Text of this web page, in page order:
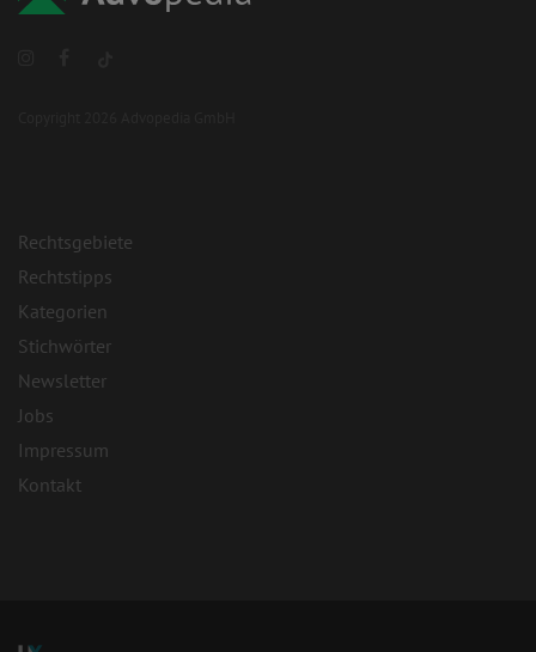
Rechtsgebiete
Rechtstipps
Kategorien
Stichwörter
Newsletter
Jobs
Impressum
Kontakt